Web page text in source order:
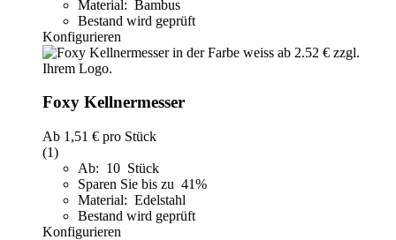
Material: Bambus
Bestand wird geprüft
Konfigurieren
Foxy Kellnermesser
Ab 1,51 € pro Stück
(1)
Ab: 10 Stück
Sparen Sie bis zu 41%
Material: Edelstahl
Bestand wird geprüft
Konfigurieren